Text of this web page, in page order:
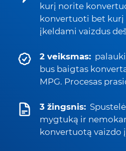
kurį norite
konvertuoti bet kurį
įkeldami vaizdus
2 veiksmas:
bus baigtas
MPG. Procesas
3 žingsnis:
mygtuką ir
konvertuotą vaizdo